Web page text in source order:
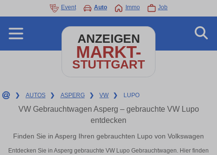
Event Auto Immo Job
ANZEIGEN
MARKT-
STUTTGART
❯ AUTOS ❯ ASPERG ❯ VW ❯ LUPO
VW Gebrauchtwagen Asperg – gebrauchte VW Lupo
entdecken
Finden Sie in Asperg Ihren gebrauchten Lupo von Volkswagen
Entdecken Sie in Asperg gebrauchte VW Lupo Gebrauchtwagen. Hier finden